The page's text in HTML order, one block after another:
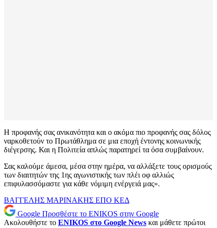
Η προφανής σας ανικανότητα και ο ακόμα πιο προφανής σας δόλος
ναρκοθετούν το Πρωτάθλημα σε μια εποχή έντονης κοινωνικής
διέγερσης. Και η Πολιτεία απλώς παρατηρεί τα όσα συμβαίνουν.
Σας καλούμε άμεσα, μέσα στην ημέρα, να αλλάξετε τους ορισμούς
των διαιτητών της 1ης αγωνιστικής των πλέι οφ αλλιώς
επιφυλασσόμαστε για κάθε νόμιμη ενέργειά μας».
ΒΑΓΓΕΛΗΣ ΜΑΡΙΝΑΚΗΣ ΕΠΟ ΚΕΔ
Google Προσθέστε το ENIKOS στην Google
Ακολουθήστε το ENIKOS στο Google News και μάθετε πρώτοι